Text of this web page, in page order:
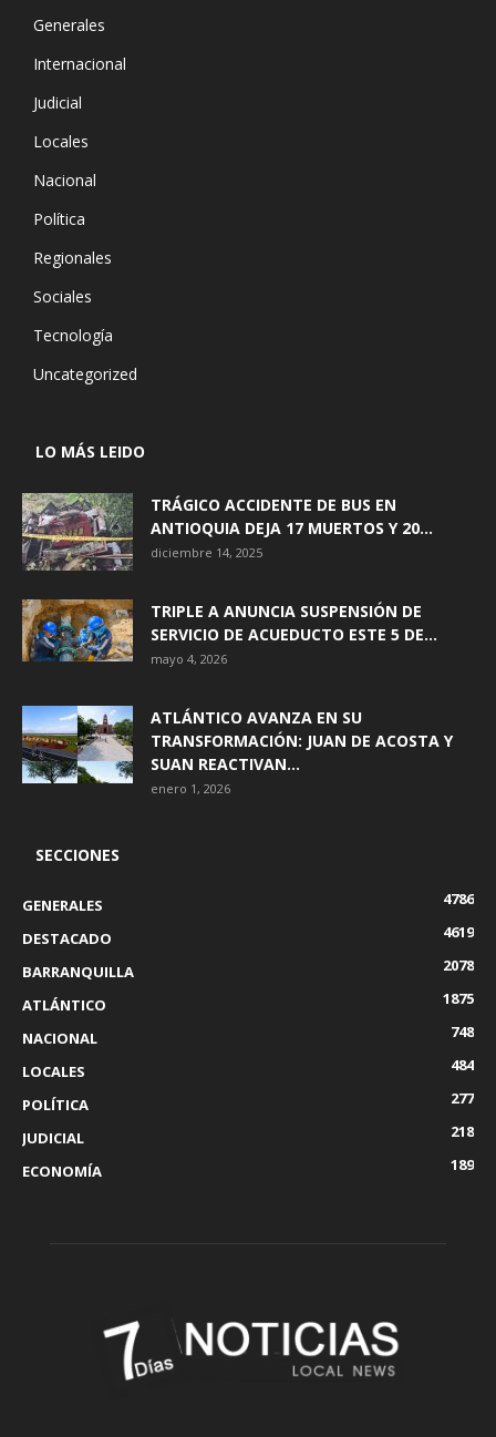
Generales
Internacional
Judicial
Locales
Nacional
Política
Regionales
Sociales
Tecnología
Uncategorized
LO MÁS LEIDO
TRÁGICO ACCIDENTE DE BUS EN
ANTIOQUIA DEJA 17 MUERTOS Y 20...
diciembre 14, 2025
TRIPLE A ANUNCIA SUSPENSIÓN DE
SERVICIO DE ACUEDUCTO ESTE 5 DE...
mayo 4, 2026
ATLÁNTICO AVANZA EN SU
TRANSFORMACIÓN: JUAN DE ACOSTA Y
SUAN REACTIVAN...
enero 1, 2026
SECCIONES
GENERALES
4786
DESTACADO
4619
BARRANQUILLA
2078
ATLÁNTICO
1875
NACIONAL
748
LOCALES
484
POLÍTICA
277
JUDICIAL
218
ECONOMÍA
189